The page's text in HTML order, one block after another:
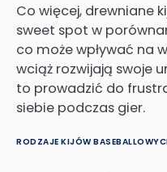
Co więcej, drewniane
sweet spot w
co może wpływać na
wciąż rozwijają swoje
to prowadzić do
siebie podczas gier.
RODZAJE KIJÓW